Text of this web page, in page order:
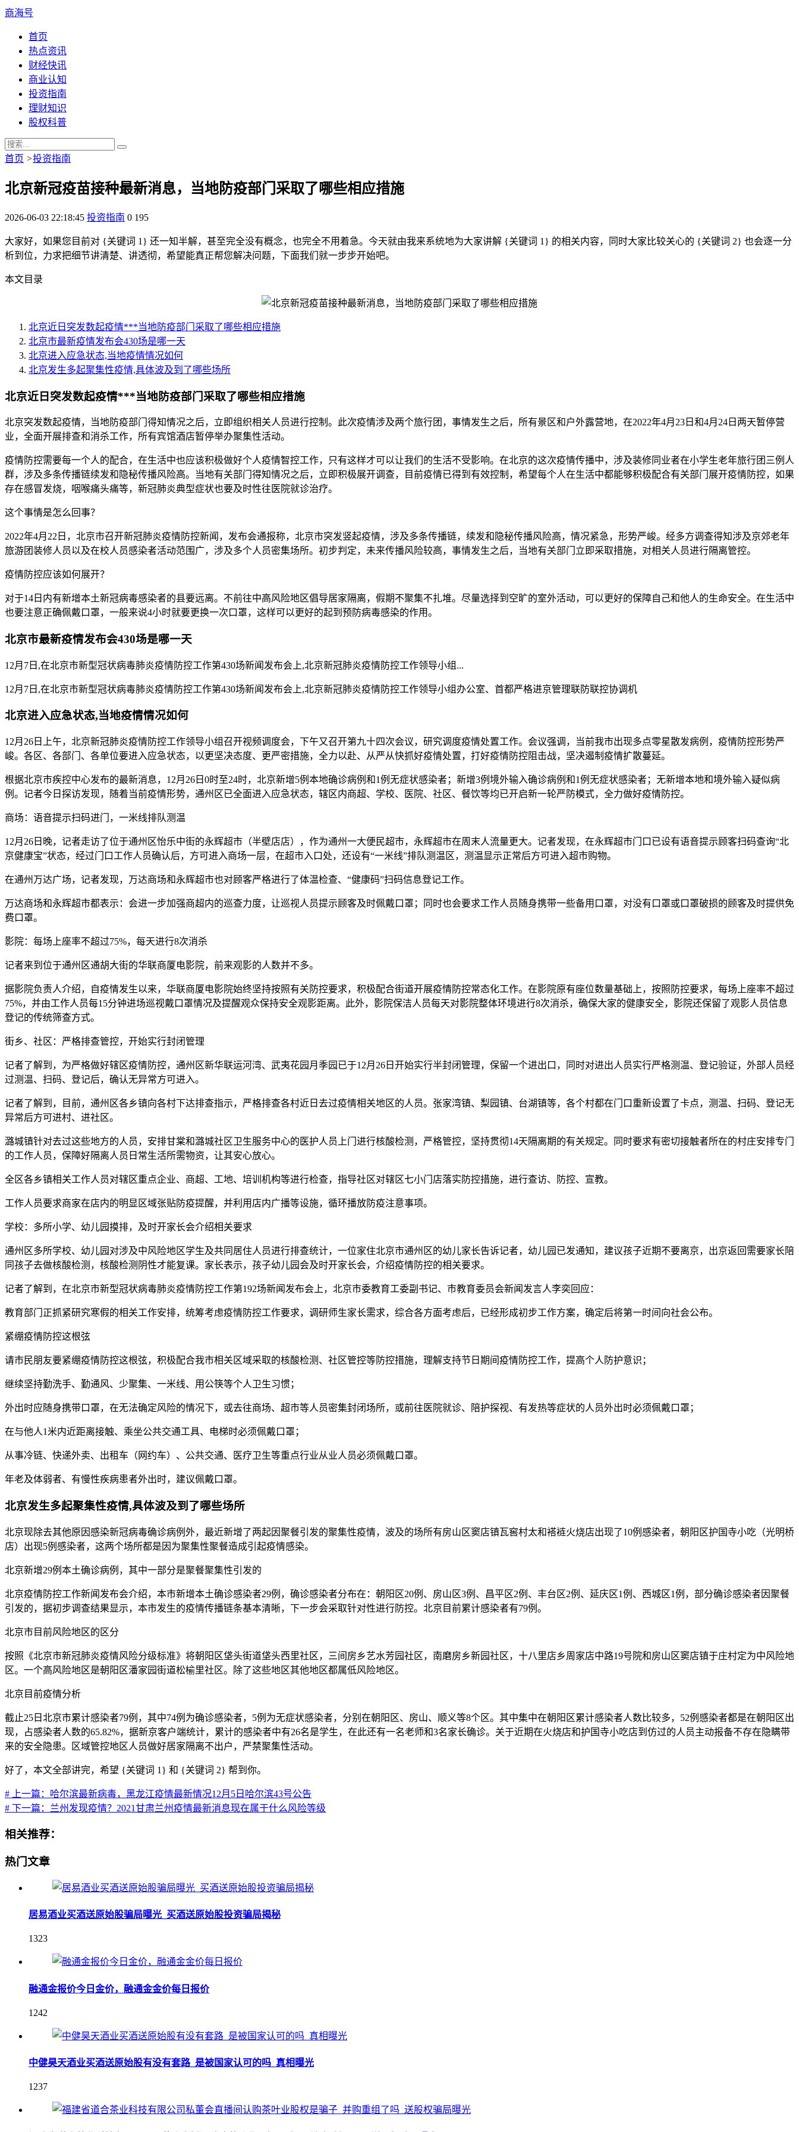
商海号
首页
热点资讯
财经快讯
商业认知
投资指南
理财知识
股权科普
首页 >投资指南
北京新冠疫苗接种最新消息，当地防疫部门采取了哪些相应措施
2026-06-03 22:18:45 投资指南 0 195
大家好，如果您目前对 {关键词 1} 还一知半解，甚至完全没有概念，也完全不用着急。今天就由我来系统地为大家讲解 {关键词 1} 的相关内容，同时大家比较关心的 {关键词 2} 也会逐一分
析到位，力求把细节讲清楚、讲透彻，希望能真正帮您解决问题，下面我们就一步步开始吧。
本文目录
北京近日突发数起疫情***当地防疫部门采取了哪些相应措施
北京市最新疫情发布会430场是哪一天
北京进入应急状态,当地疫情情况如何
北京发生多起聚集性疫情,具体波及到了哪些场所
北京近日突发数起疫情***当地防疫部门采取了哪些相应措施
北京突发数起疫情，当地防疫部门得知情况之后，立即组织相关人员进行控制。此次疫情涉及两个旅行团，事情发生之后，所有景区和户外露营地，在2022年4月23日和4月24日两天暂停营
业，全面开展排查和消杀工作，所有宾馆酒店暂停举办聚集性活动。
疫情防控需要每一个人的配合，在生活中也应该积极做好个人疫情智控工作，只有这样才可以让我们的生活不受影响。在北京的这次疫情传播中，涉及装修同业者在小学生老年旅行团三例人
群，涉及多条传播链续发和隐秘传播风险高。当地有关部门得知情况之后，立即积极展开调查，目前疫情已得到有效控制，希望每个人在生活中都能够积极配合有关部门展开疫情防控，如果
存在感冒发烧，咽喉痛头痛等，新冠肺炎典型症状也要及时性往医院就诊治疗。
这个事情是怎么回事？
2022年4月22日，北京市召开新冠肺炎疫情防控新闻，发布会通报称，北京市突发竖起疫情，涉及多条传播链，续发和隐秘传播风险高，情况紧急，形势严峻。经多方调查得知涉及京郊老年
旅游团装修人员以及在校人员感染者活动范围广，涉及多个人员密集场所。初步判定，未来传播风险较高，事情发生之后，当地有关部门立即采取措施，对相关人员进行隔离管控。
疫情防控应该如何展开？
对于14日内有新增本土新冠病毒感染者的县要远离。不前往中高风险地区倡导居家隔离，假期不聚集不扎堆。尽量选择到空旷的室外活动，可以更好的保障自己和他人的生命安全。在生活中
也要注意正确佩戴口罩，一般来说4小时就要更换一次口罩，这样可以更好的起到预防病毒感染的作用。
北京市最新疫情发布会430场是哪一天
12月7日,在北京市新型冠状病毒肺炎疫情防控工作第430场新闻发布会上,北京新冠肺炎疫情防控工作领导小组...
12月7日,在北京市新型冠状病毒肺炎疫情防控工作第430场新闻发布会上,北京新冠肺炎疫情防控工作领导小组办公室、首都严格进京管理联防联控协调机
北京进入应急状态,当地疫情情况如何
12月26日上午，北京新冠肺炎疫情防控工作领导小组召开视频调度会，下午又召开第九十四次会议，研究调度疫情处置工作。会议强调，当前我市出现多点零星散发病例，疫情防控形势严
峻。各区、各部门、各单位要进入应急状态，以更坚决态度、更严密措施，全力以赴、从严从快抓好疫情处置，打好疫情防控阻击战，坚决遏制疫情扩散蔓延。
根据北京市疾控中心发布的最新消息，12月26日0时至24时，北京新增5例本地确诊病例和1例无症状感染者；新增3例境外输入确诊病例和1例无症状感染者；无新增本地和境外输入疑似病
例。记者今日探访发现，随着当前疫情形势，通州区已全面进入应急状态，辖区内商超、学校、医院、社区、餐饮等均已开启新一轮严防模式，全力做好疫情防控。
商场：语音提示扫码进门，一米线排队测温
12月26日晚，记者走访了位于通州区怡乐中街的永辉超市（半壁店店），作为通州一大便民超市，永辉超市在周末人流量更大。记者发现，在永辉超市门口已设有语音提示顾客扫码查询“北
京健康宝”状态，经过门口工作人员确认后，方可进入商场一层，在超市入口处，还设有“一米线”排队测温区，测温显示正常后方可进入超市购物。
在通州万达广场，记者发现，万达商场和永辉超市也对顾客严格进行了体温检查、“健康码”扫码信息登记工作。
万达商场和永辉超市都表示：会进一步加强商超内的巡查力度，让巡视人员提示顾客及时佩戴口罩；同时也会要求工作人员随身携带一些备用口罩，对没有口罩或口罩破损的顾客及时提供免
费口罩。
影院：每场上座率不超过75%，每天进行8次消杀
记者来到位于通州区通胡大街的华联商厦电影院，前来观影的人数并不多。
据影院负责人介绍，自疫情发生以来，华联商厦电影院始终坚持按照有关防控要求，积极配合街道开展疫情防控常态化工作。在影院原有座位数量基础上，按照防控要求，每场上座率不超过
75%，并由工作人员每15分钟进场巡视戴口罩情况及提醒观众保持安全观影距离。此外，影院保洁人员每天对影院整体环境进行8次消杀，确保大家的健康安全，影院还保留了观影人员信息
登记的传统筛查方式。
街乡、社区：严格排查管控，开始实行封闭管理
记者了解到，为严格做好辖区疫情防控，通州区新华联运河湾、武夷花园月季园已于12月26日开始实行半封闭管理，保留一个进出口，同时对进出人员实行严格测温、登记验证，外部人员经
过测温、扫码、登记后，确认无异常方可进入。
记者了解到，目前，通州区各乡镇向各村下达排查指示，严格排查各村近日去过疫情相关地区的人员。张家湾镇、梨园镇、台湖镇等，各个村都在门口重新设置了卡点，测温、扫码、登记无
异常后方可进村、进社区。
潞城镇针对去过这些地方的人员，安排甘棠和潞城社区卫生服务中心的医护人员上门进行核酸检测，严格管控，坚持贯彻14天隔离期的有关规定。同时要求有密切接触者所在的村庄安排专门
的工作人员，保障好隔离人员日常生活所需物资，让其安心放心。
全区各乡镇相关工作人员对辖区重点企业、商超、工地、培训机构等进行检查，指导社区对辖区七小门店落实防控措施，进行查访、防控、宣教。
工作人员要求商家在店内的明显区域张贴防疫提醒，并利用店内广播等设施，循环播放防疫注意事项。
学校：多所小学、幼儿园摸排，及时开家长会介绍相关要求
通州区多所学校、幼儿园对涉及中风险地区学生及共同居住人员进行排查统计，一位家住北京市通州区的幼儿家长告诉记者，幼儿园已发通知，建议孩子近期不要离京，出京返回需要家长陪
同孩子去做核酸检测，核酸检测阴性才能复课。家长表示，孩子幼儿园会及时开家长会，介绍疫情防控的相关要求。
记者了解到，在北京市新型冠状病毒肺炎疫情防控工作第192场新闻发布会上，北京市委教育工委副书记、市教育委员会新闻发言人李奕回应：
教育部门正抓紧研究寒假的相关工作安排，统筹考虑疫情防控工作要求，调研师生家长需求，综合各方面考虑后，已经形成初步工作方案，确定后将第一时间向社会公布。
紧绷疫情防控这根弦
请市民朋友要紧绷疫情防控这根弦，积极配合我市相关区域采取的核酸检测、社区管控等防控措施，理解支持节日期间疫情防控工作，提高个人防护意识；
继续坚持勤洗手、勤通风、少聚集、一米线、用公筷等个人卫生习惯；
外出时应随身携带口罩，在无法确定风险的情况下，或去往商场、超市等人员密集封闭场所，或前往医院就诊、陪护探视、有发热等症状的人员外出时必须佩戴口罩；
在与他人1米内近距离接触、乘坐公共交通工具、电梯时必须佩戴口罩；
从事冷链、快递外卖、出租车（网约车）、公共交通、医疗卫生等重点行业从业人员必须佩戴口罩。
年老及体弱者、有慢性疾病患者外出时，建议佩戴口罩。
北京发生多起聚集性疫情,具体波及到了哪些场所
北京现除去其他原因感染新冠病毒确诊病例外，最近新增了两起因聚餐引发的聚集性疫情，波及的场所有房山区窦店镇瓦窖村太和褡裢火烧店出现了10例感染者，朝阳区护国寺小吃（光明桥
店）出现5例感染者，这两个场所都是因为聚集性聚餐造成引起疫情感染。
北京新增29例本土确诊病例，其中一部分是聚餐聚集性引发的
北京疫情防控工作新闻发布会介绍，本市新增本土确诊感染者29例，确诊感染者分布在：朝阳区20例、房山区3例、昌平区2例、丰台区2例、延庆区1例、西城区1例，部分确诊感染者因聚餐
引发的，据初步调查结果显示，本市发生的疫情传播链条基本清晰，下一步会采取针对性进行防控。北京目前累计感染者有79例。
北京市目前风险地区的区分
按照《北京市新冠肺炎疫情风险分级标准》将朝阳区垡头街道垡头西里社区，三间房乡艺水芳园社区，南磨房乡新园社区，十八里店乡周家店中路19号院和房山区窦店镇于庄村定为中风险地
区。一个高风险地区是朝阳区潘家园街道松榆里社区。除了这些地区其他地区都属低风险地区。
北京目前疫情分析
截止25日北京市累计感染者79例，其中74例为确诊感染者，5例为无症状感染者，分别在朝阳区、房山、顺义等8个区。其中集中在朝阳区累计感染者人数比较多，52例感染者都是在朝阳区出
现，占感染者人数的65.82%，据新京客户端统计，累计的感染者中有26名是学生，在此还有一名老师和3名家长确诊。关于近期在火烧店和护国寺小吃店到仿过的人员主动报备不存在隐瞒带
来的安全隐患。区域管控地区人员做好居家隔离不出户，严禁聚集性活动。
好了，本文全部讲完，希望 {关键词 1} 和 {关键词 2} 帮到你。
# 上一篇：哈尔滨最新病毒，黑龙江疫情最新情况12月5日哈尔滨43号公告
# 下一篇：兰州发现疫情？2021甘肃兰州疫情最新消息现在属于什么风险等级
相关推荐：
热门文章
居易酒业买酒送原始股骗局曝光_买酒送原始股投资骗局揭秘
1323
融通金报价今日金价，融通金金价每日报价
1242
中健昊天酒业买酒送原始股有没有套路_是被国家认可的吗_真相曝光
1237